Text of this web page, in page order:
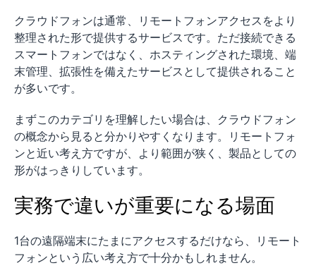
クラウドフォンは通常、リモートフォンアクセスをより
整理された形で提供するサービスです。ただ接続できる
スマートフォンではなく、ホスティングされた環境、端
末管理、拡張性を備えたサービスとして提供されること
が多いです。
まずこのカテゴリを理解したい場合は、クラウドフォン
の概念から見ると分かりやすくなります。リモートフォ
ンと近い考え方ですが、より範囲が狭く、製品としての
形がはっきりしています。
実務で違いが重要になる場面
1台の遠隔端末にたまにアクセスするだけなら、リモート
フォンという広い考え方で十分かもしれません。